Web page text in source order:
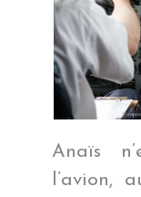
Anaïs
l’avion,